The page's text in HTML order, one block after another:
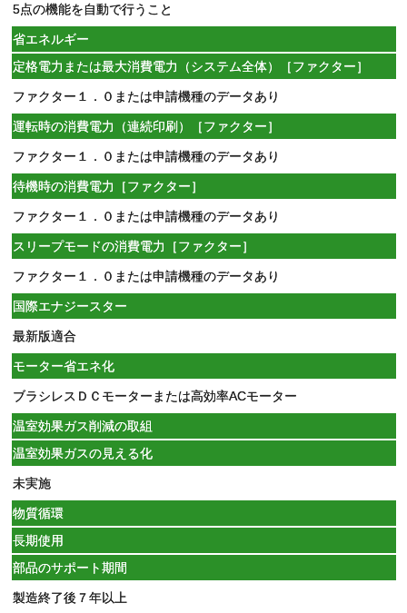
5点の機能を自動で行うこと
省エネルギー
定格電力または最大消費電力（システム全体）［ファクター］
ファクター１．０または申請機種のデータあり
運転時の消費電力（連続印刷）［ファクター］
ファクター１．０または申請機種のデータあり
待機時の消費電力［ファクター］
ファクター１．０または申請機種のデータあり
スリープモードの消費電力［ファクター］
ファクター１．０または申請機種のデータあり
国際エナジースター
最新版適合
モーター省エネ化
ブラシレスＤＣモーターまたは高効率ACモーター
温室効果ガス削減の取組
温室効果ガスの見える化
未実施
物質循環
長期使用
部品のサポート期間
製造終了後７年以上